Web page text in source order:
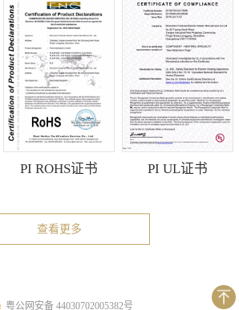
PI ROHS证书 PI UL证书
查看更多
粤公网安备 44030702005382号